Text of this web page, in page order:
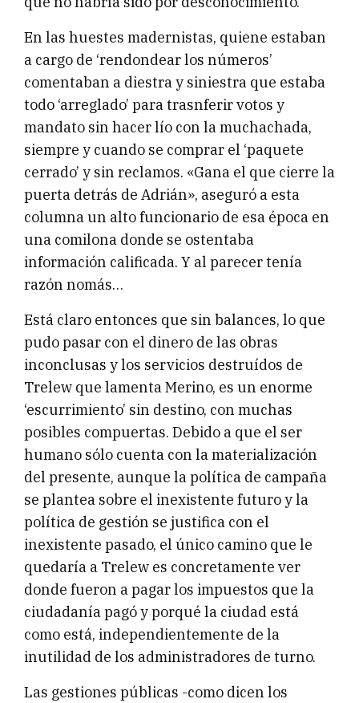
En las huestes madernistas, quiene estaban
a cargo de ‘rendondear los números’
comentaban a diestra y siniestra que estaba
todo ‘arreglado’ para trasnferir votos y
mandato sin hacer lío con la muchachada,
siempre y cuando se comprar el ‘paquete
cerrado’ y sin reclamos. «Gana el que cierre la
puerta detrás de Adrián», aseguró a esta
columna un alto funcionario de esa época en
una comilona donde se ostentaba
información calificada. Y al parecer tenía
razón nomás…
Está claro entonces que sin balances, lo que
pudo pasar con el dinero de las obras
inconclusas y los servicios destruídos de
Trelew que lamenta Merino, es un enorme
‘escurrimiento’ sin destino, con muchas
posibles compuertas. Debido a que el ser
humano sólo cuenta con la materialización
del presente, aunque la política de campaña
se plantea sobre el inexistente futuro y la
política de gestión se justifica con el
inexistente pasado, el único camino que le
quedaría a Trelew es concretamente ver
donde fueron a pagar los impuestos que la
ciudadanía pagó y porqué la ciudad está
como está, independientemente de la
inutilidad de los administradores de turno.
Las gestiones públicas -como dicen los